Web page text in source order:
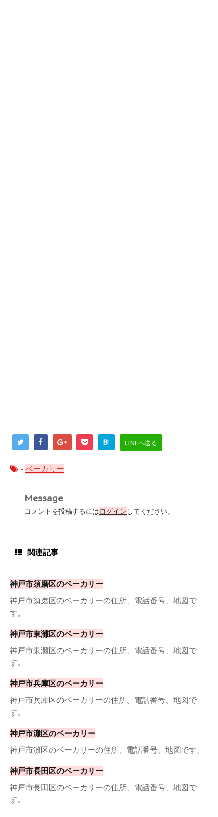
B! LINEへ送る
- ベーカリー
Message
コメントを投稿するにはログイン してください。
関連記事
神戸市須磨区のベーカリー
神戸市須磨区のベーカリーの住所、電話番号、地図で
す。
神戸市東灘区のベーカリー
神戸市東灘区のベーカリーの住所、電話番号、地図で
す。
神戸市兵庫区のベーカリー
神戸市兵庫区のベーカリーの住所、電話番号、地図で
す。
神戸市灘区のベーカリー
神戸市灘区のベーカリーの住所、電話番号、地図です。
神戸市長田区のベーカリー
神戸市長田区のベーカリーの住所、電話番号、地図で
す。